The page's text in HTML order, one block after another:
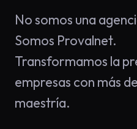
No somos una
Somos Provalnet.
Transformamos la
empresas con más
maestría.